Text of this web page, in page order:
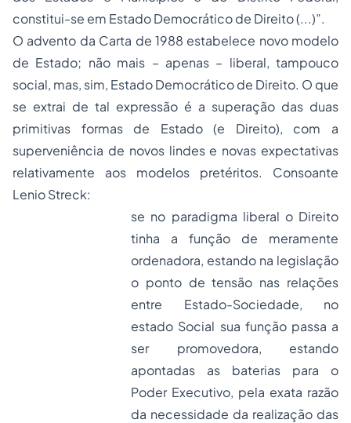
constitui-se em Estado Democrático de Direito (...)”.
O advento da Carta de 1988 estabelece novo modelo
de Estado; não mais – apenas – liberal, tampouco
social, mas, sim, Estado Democrático de Direito. O que
se extrai de tal expressão é a superação das duas
primitivas formas de Estado (e Direito), com a
superveniência de novos lindes e novas expectativas
relativamente aos modelos pretéritos. Consoante
Lenio Streck:
se no paradigma liberal o Direito
tinha a função de meramente
ordenadora, estando na legislação
o ponto de tensão nas relações
entre Estado-Sociedade, no
estado Social sua função passa a
ser promovedora, estando
apontadas as baterias para o
Poder Executivo, pela exata razão
da necessidade da realização das